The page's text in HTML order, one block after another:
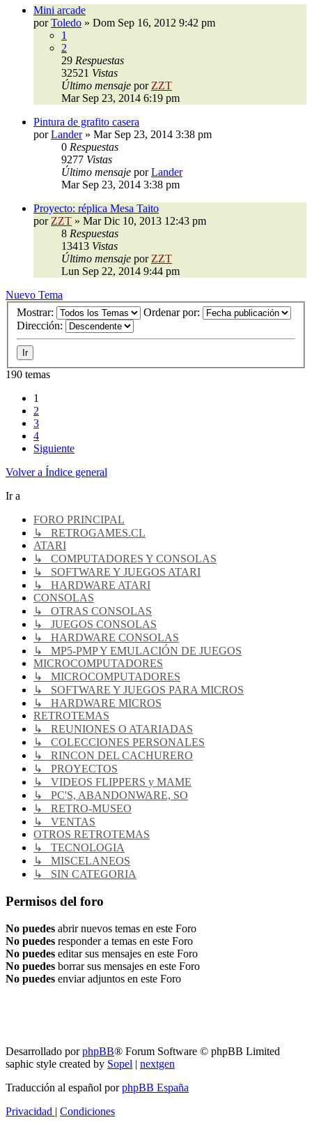
Mini arcade
porToledo » Dom Sep 16, 2012 9:42 pm
1
2
29 Respuestas
32521 Vistas
Último mensaje por ZZT
Mar Sep 23, 2014 6:19 pm
Pintura de grafito casera
porLander» Mar Sep 23, 2014 3:38 pm
0 Respuestas
9277 Vistas
Último mensaje porLander
Mar Sep 23, 2014 3:38 pm
Proyecto: réplica Mesa Taito
por ZZT » Mar Dic 10, 2013 12:43 pm
8 Respuestas
13413 Vistas
Último mensaje por ZZT
Lun Sep 22, 2014 9:44 pm
Nuevo Tema
Mostrar:
Ordenar por:
Dirección:
190 temas
1
2
3
4
Siguiente
Volver a Índice general
Ir a
FORO PRINCIPAL
↳ RETROGAMES.CL
ATARI
↳ COMPUTADORES Y CONSOLAS
↳ SOFTWARE Y JUEGOS ATARI
↳ HARDWARE ATARI
CONSOLAS
↳ OTRAS CONSOLAS
↳ JUEGOS CONSOLAS
↳ HARDWARE CONSOLAS
↳ MP5-PMP Y EMULACIÓN DE JUEGOS
MICROCOMPUTADORES
↳ MICROCOMPUTADORES
↳ SOFTWARE Y JUEGOS PARA MICROS
↳ HARDWARE MICROS
RETROTEMAS
↳ REUNIONES O ATARIADAS
↳ COLECCIONES PERSONALES
↳ RINCON DEL CACHURERO
↳ PROYECTOS
↳ VIDEOS FLIPPERS y MAME
↳ PC'S, ABANDONWARE, SO
↳ RETRO-MUSEO
↳ VENTAS
OTROS RETROTEMAS
↳ TECNOLOGIA
↳ MISCELANEOS
↳ SIN CATEGORIA
Permisos del foro
No puedes abrir nuevos temas en este Foro
No puedes responder a temas en este Foro
No puedes editar sus mensajes en este Foro
No puedes borrar sus mensajes en este Foro
No puedes enviar adjuntos en este Foro
Desarrollado porphpBB® Forum Software © phpBB Limited
saphic style created by Sopel | nextgen
Traducción al español porphpBB España
Privacidad | Condiciones